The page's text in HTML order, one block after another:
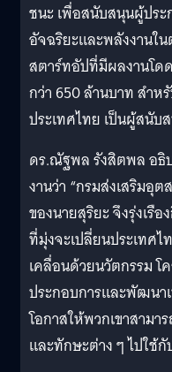
ชนะ เพื่อสนับสนุนผู้ปร
อัจฉริยะและพลังงานใ
สตาร์ทอัปที่มีผลงานโด
กว่า 650 ล้านบาท สำห
ประเทศไทย เป็นผู้สนับ
ดร.ณัฐพล รังสิตพล อธิ
งานว่า “กรมส่งเสริมอุ
ของนายสุริยะ จึงรุ่งเรื
ที่มุ่งจะเปลี่ยนประเทศ
เคลื่อนด้วยนวัตกรรม โ
ประกอบการและพัฒนา
โอกาสให้พวกเขาสามา
และทักษะต่าง ๆ ไปใช้